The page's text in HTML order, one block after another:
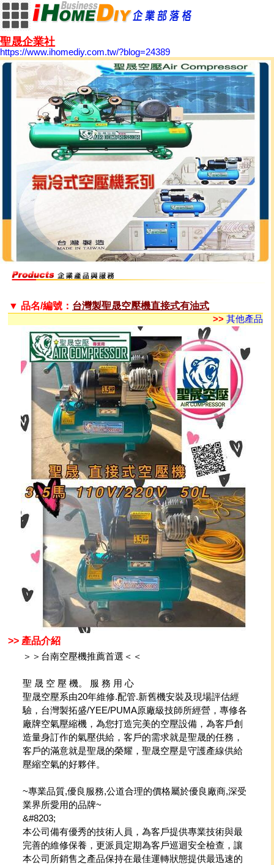
聖晟企業社
https://www.ihomediy.com.tw/?blog=24389
▼ 品名/編號： 台灣製聖晟空壓機直接式有油式
>> 其他產品
>> 產品介紹
＞＞台南空壓機推薦首選＜＜
聖 晟 空 壓 機。 服 務 用 心
聖晟空壓系由20年維修.配管.新舊機安裝及現場評估經
驗，台灣製拓盛/YEE/PUMA原廠級技師所經營，專修各
廠牌空氣壓縮機，為您打造完美的空壓設備，為客戶創
造量身訂作的氣壓供給，客戶的需求就是聖晟的任務，
客戶的滿意就是聖晟的榮耀，聖晟空壓是守護產線供給
壓縮空氣的好夥伴。
~專業品質,優良服務,公道合理的價格屬於優良廠商,深受
業界所愛用的品牌~
&#8203;
本公司備有優秀的技術人員，為客戶提供專業技術與最
完善的維修保養，更派員定期為客戶巡迴安全檢查，讓
本公司所銷售之產品保持在最佳運轉狀態提供最迅速的